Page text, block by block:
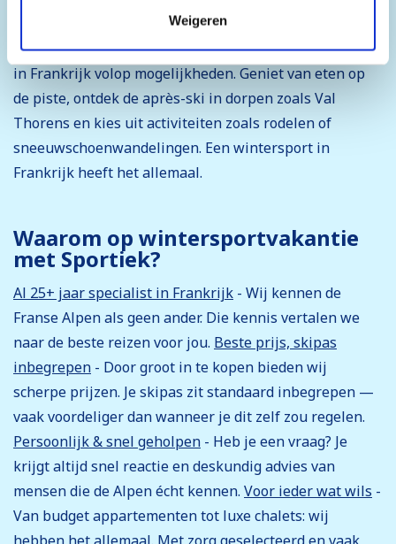
moment wijzigen of je toestemming intrekken.
Weigeren
zijn groot en met moderne snelle liften en weinig
wachttijden. Ook naast het skiën biedt een wintersport
in Frankrijk volop mogelijkheden. Geniet van eten op
de piste, ontdek de après-ski in dorpen zoals Val
Thorens en kies uit activiteiten zoals rodelen of
sneeuwschoenwandelingen. Een wintersport in
Frankrijk heeft het allemaal.
Waarom op wintersportvakantie
met Sportiek?
Al 25+ jaar specialist in Frankrijk - Wij kennen de
Franse Alpen als geen ander. Die kennis vertalen we
naar de beste reizen voor jou. Beste prijs, skipas
inbegrepen - Door groot in te kopen bieden wij
scherpe prijzen. Je skipas zit standaard inbegrepen —
vaak voordeliger dan wanneer je dit zelf zou regelen.
Persoonlijk & snel geholpen - Heb je een vraag? Je
krijgt altijd snel reactie en deskundig advies van
mensen die de Alpen écht kennen. Voor ieder wat wils -
Van budget appartementen tot luxe chalets: wij